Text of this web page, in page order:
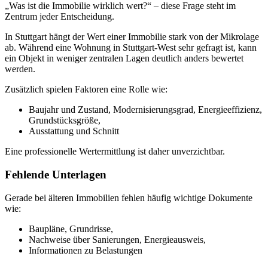
„Was ist die Immobilie wirklich wert?“ – diese Frage steht im
Zentrum jeder Entscheidung.
In Stuttgart hängt der Wert einer Immobilie stark von der Mikrolage
ab. Während eine Wohnung in Stuttgart-West sehr gefragt ist, kann
ein Objekt in weniger zentralen Lagen deutlich anders bewertet
werden.
Zusätzlich spielen Faktoren eine Rolle wie:
Baujahr und Zustand, Modernisierungsgrad, Energieeffizienz,
Grundstücksgröße,
Ausstattung und Schnitt
Eine professionelle Wertermittlung ist daher unverzichtbar.
Fehlende Unterlagen
Gerade bei älteren Immobilien fehlen häufig wichtige Dokumente
wie:
Baupläne, Grundrisse,
Nachweise über Sanierungen, Energieausweis,
Informationen zu Belastungen